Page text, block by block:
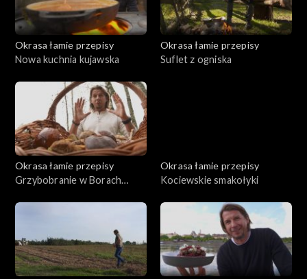
Okrasa łamie przepisy
Nowa kuchnia kujawska
Okrasa łamie przepisy
Suflet z ogniska
Okrasa łamie przepisy
Grzybobranie w Borach
Okrasa łamie przepisy
Kociewskie smakołyki